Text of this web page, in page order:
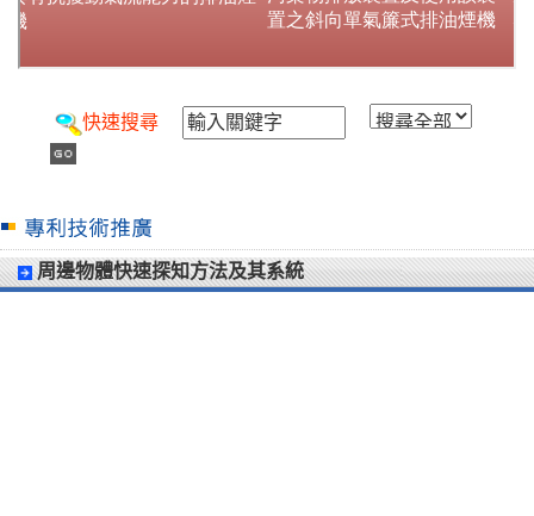
快速搜尋
周邊物體快速探知方法及其系統